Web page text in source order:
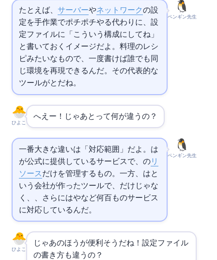
ペンギン先生
たとえば、 サーバーやネットワークの設
定を手作業でポチポチやる代わりに、設
定ファイルに「こういう構成にしてね」
と書いておくイメージだよ。料理のレシ
ピみたいなもので、一度書けば誰でも同
じ環境を再現できるんだ。その代表的な
ツールがと だね。
ひよこ
へえー！じゃあと って何が違うの？
ペンギン先生
一番大きな違いは「対応範囲」だよ。 は
が公式に提供しているサービスで、 のリ
ソースだけを管理するもの。一方、 はHashiCorpと
いう会社が作ったツールで、 だけじゃな
く 、 、さらにはやなど何百ものサービス
に対応しているんだ。
ひよこ
じゃあのほうが便利そうだね！設定ファイル
の書き方も違うの？